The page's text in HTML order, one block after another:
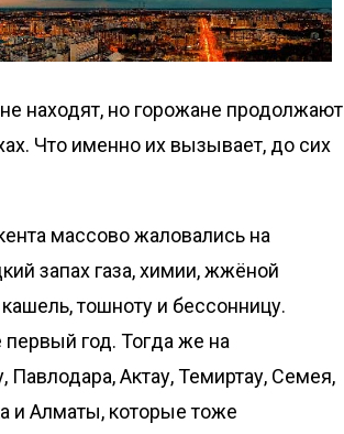
находят, но горожане продолжают
Что именно их вызывает, до сих
массовожаловались на
запах газа, химии, жжёной
тошноту и бессонницу.
первый год. Тогда же на
Актау, Темиртау, Семея,
и Алматы, которые тоже